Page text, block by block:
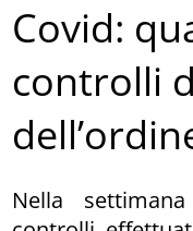
Covid:
controlli
Nella